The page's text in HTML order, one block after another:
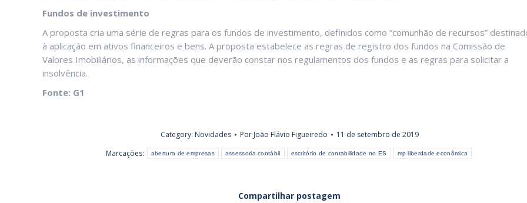
Fundos de investimento
A proposta cria uma série de regras para os fundos de investimento, definidos como “comunhão de recursos”
à aplicação em ativos financeiros e bens. A proposta estabelece as regras de registro dos fundos na Comissão de
Valores Imobiliários, as informações que deverão constar nos regulamentos dos fundos e as regras para solicitar a
insolvência.
Fonte: G1
Category: Novidades Por João Flávio Figueiredo
11 de setembro de 2019
Marcações:
abertura de empresas assessoria contábil escritório de contabilidade no ES mp liberdade econômica
Compartilhar postagem